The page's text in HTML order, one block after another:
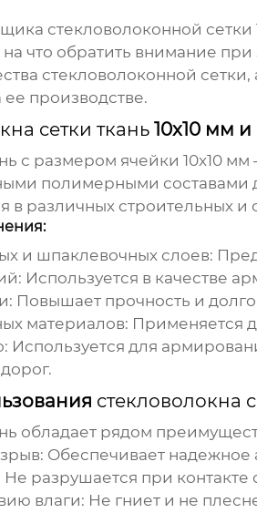
стекловолоконной сетки
что обратить внимание
стекловолоконной сетки,
производстве.
сетки ткань10x10 мм и
с размером ячейки 10x10 мм
полимерными составами
в различных строительных и
и шпаклевочных слоев:
Используется в качестве
Повышает прочность и
материалов: Применяется
Используется для
стекловолокна
обладает рядом
Обеспечивает
разрушается при
влаги: Не гниет и не